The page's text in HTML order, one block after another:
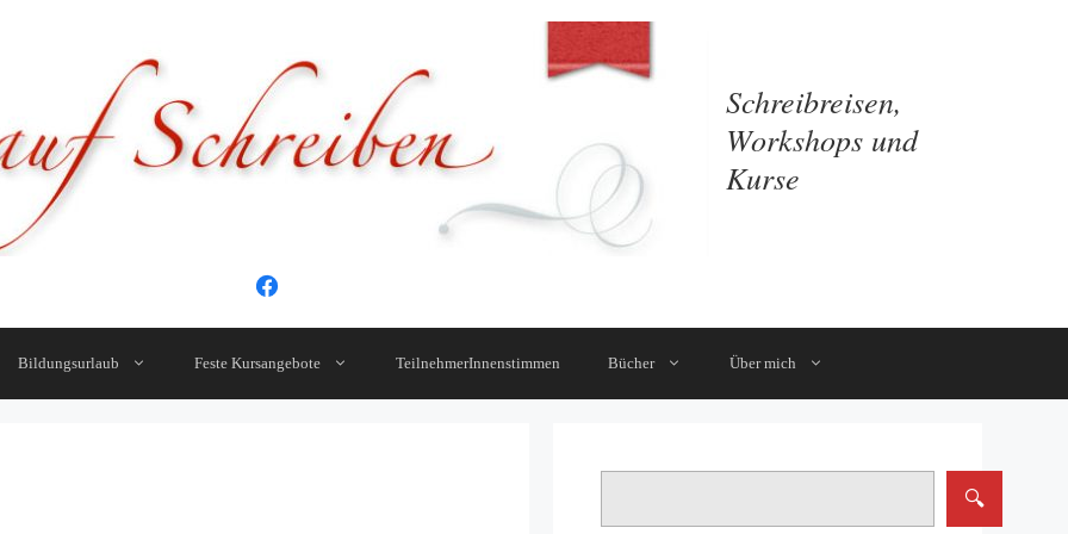
Schreibreisen,
Workshops und
Kurse
Bildungsurlaub Feste Kursangebote TeilnehmerInnenstimmen Bücher Über mich